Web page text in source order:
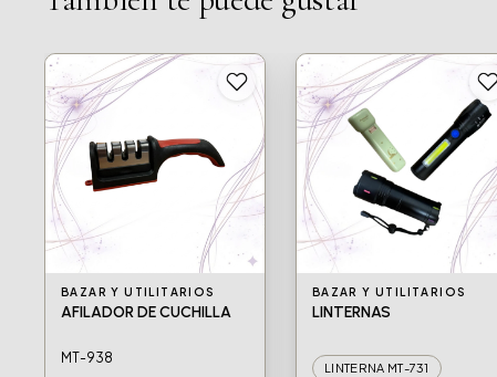
BAZAR Y UTILITARIOS
AFILADOR DE CUCHILLA
MT-938
BAZAR Y UTILITARIOS
LINTERNAS
LINTERNA MT-731